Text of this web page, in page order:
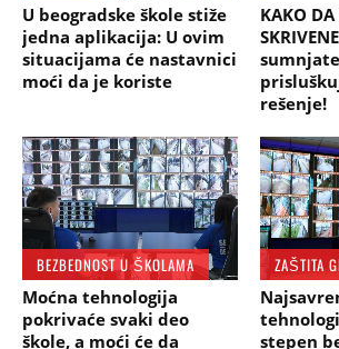
U beogradske škole stiže
jedna aplikacija: U ovim
situacijama će nastavnici
moći da je koriste
KAKO
rešenje!
BEZBEDNOST U ŠKOLAMA
Moćna tehnologija
pokrivaće svaki deo
škole, a moći će da
ZAŠTITA
stepen